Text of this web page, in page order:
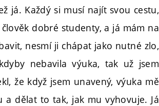
já. Každý si musí najít svou cestu,
dobré studenty, a já mám na
nesmí ji chápat jako nutné zlo,
nebavila výuka, tak už jsem
že když jsem unavený, výuka mě
a dělat to tak, jak mu vyhovuje. Já